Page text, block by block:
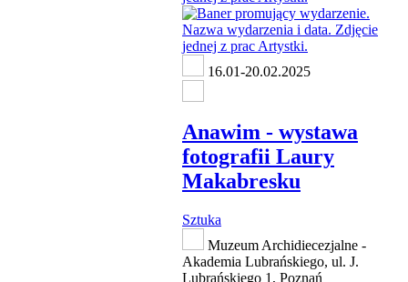
16.01-20.02.2025
Anawim - wystawa
fotografii Laury
Makabresku
Sztuka
Muzeum Archidiecezjalne -
Akademia Lubrańskiego, ul. J.
Lubrańskiego 1, Poznań